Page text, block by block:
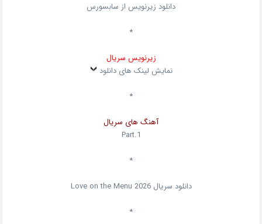
دانلود زیرنویس از سابسورس
*
زیرنویس سریال
نمایش لینک های دانلود
*
آهنگ های سریال
Part.1
*
دانلود سریال Love on the Menu 2026
*